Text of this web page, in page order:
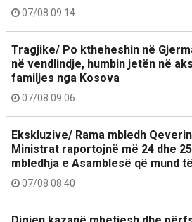
07/08 09:14
Tragjike/ Po ktheheshin në
në vendlindje, humbin jetën në
familjes nga Kosova
07/08 09:06
Ekskluzive/ Rama mbledh
Ministrat raportojnë më 24 dhe
mbledhja e Asamblesë që mund
07/08 08:40